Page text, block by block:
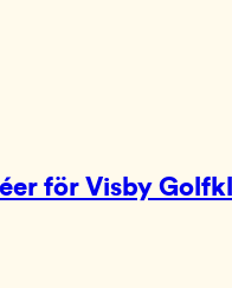
för Visby